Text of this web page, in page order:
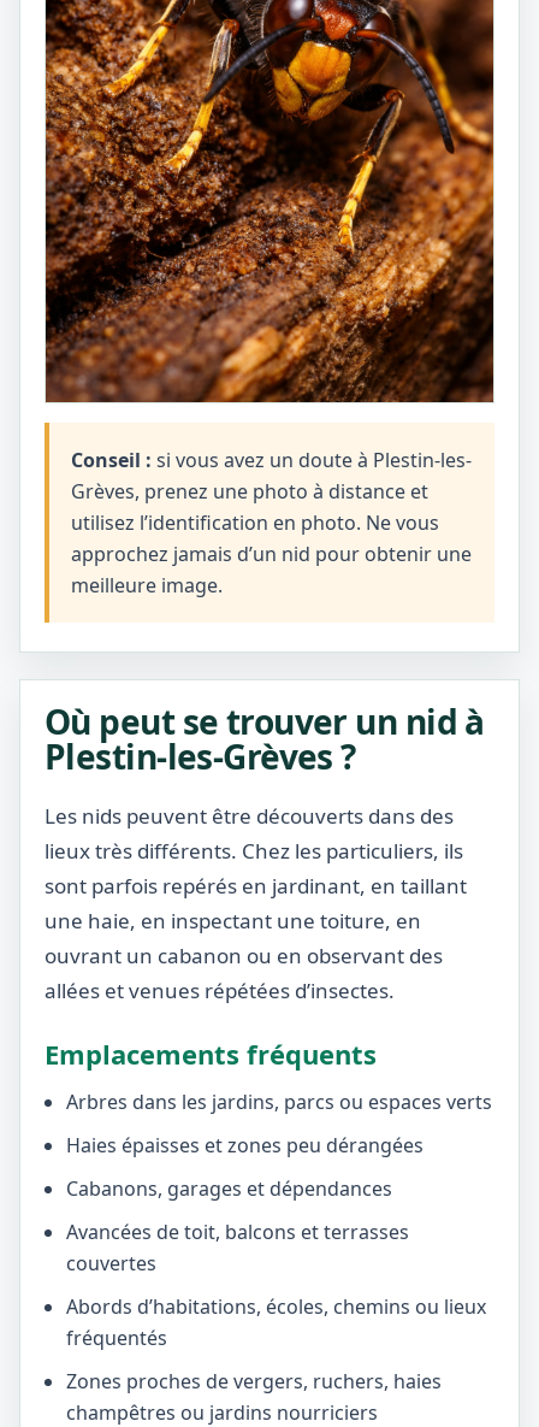
Conseil : si vous avez un doute à Plestin-les-
Grèves, prenez une photo à distance et
utilisez l’identification en photo. Ne vous
approchez jamais d’un nid pour obtenir une
meilleure image.
Où peut se trouver un nid à
Plestin-les-Grèves ?
Les nids peuvent être découverts dans des
lieux très différents. Chez les particuliers, ils
sont parfois repérés en jardinant, en taillant
une haie, en inspectant une toiture, en
ouvrant un cabanon ou en observant des
allées et venues répétées d’insectes.
Emplacements fréquents
Arbres dans les jardins, parcs ou espaces verts
Haies épaisses et zones peu dérangées
Cabanons, garages et dépendances
Avancées de toit, balcons et terrasses
couvertes
Abords d’habitations, écoles, chemins ou lieux
fréquentés
Zones proches de vergers, ruchers, haies
champêtres ou jardins nourriciers